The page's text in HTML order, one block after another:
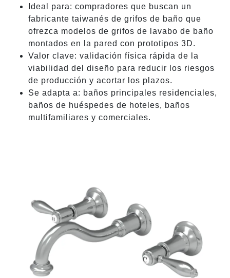
Ideal para: compradores que buscan un
fabricante taiwanés de grifos de baño que
ofrezca modelos de grifos de lavabo de baño
montados en la pared con prototipos 3D.
Valor clave: validación física rápida de la
viabilidad del diseño para reducir los riesgos
de producción y acortar los plazos.
Se adapta a: baños principales residenciales,
baños de huéspedes de hoteles, baños
multifamiliares y comerciales.